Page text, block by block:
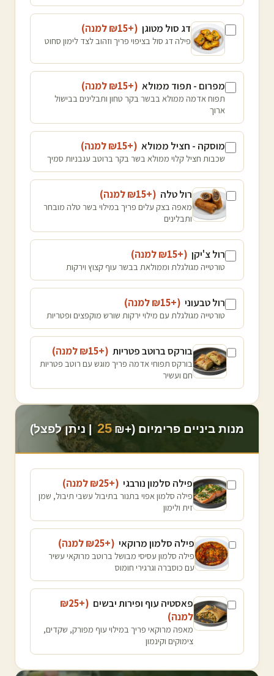
דג סול מטוגן (+₪
15 למנה)
פילה דג סול בציפוי פריך וזהוב לצד לימון סחוט
מפרום - תפוד ממולא (+₪
15 למנה)
תפוח אדמה ממולא בבשר בקר טחון ותבלינים בבישול
ארוך
מוסקה - חציל ממולא (+₪
15 למנה)
שכבות חציל קלוי ממולא בשר בקר ברוטב עגבניות סמיך
רול טלה (+₪
15 למנה)
מאפה בצק עלים פריך במילוי בשר טלה מובחר
ותבלינים
רול צ'יקן (+₪
15 למנה)
טורטייה מגולגלת וממולאת בבשר עוף קצוץ וירקות
רול טבעוני (+₪
15 למנה)
טורטייה מגולגלת עם מילוי ירקות שורש מוקפצים ופטריות
בורקס ברוטב פטריות (+₪
15 למנה)
בורקס תפוחי אדמה פריך מוגש עם רוטב פטריות
חם ועשיר
מנות ביניים פרימיום (+₪ 25 | ניתן לפצל)
פילה סלמון נורבגי (+₪
25 למנה)
פילה סלמון אפוי בתנור בתיבול עשבי תיבול, שמן
זית ולימון
פילה סלמון מרוקאי (+₪
25 למנה)
פילה סלמון עסיסי מבושל ברוטב מרוקאי עשיר
עם כוסברה וגרגירי חומוס
פאסטיה עוף ופירות יבשים (+₪
25
למנה)
מאפה מרוקאי פריך במילוי עוף מפורק, שקדים,
צימוקים וקינמון